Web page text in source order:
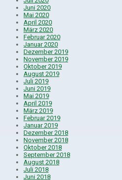
Juni 2020
Mai 2020
April 2020
März 2020
Februar 2020
Januar 2020
Dezember 2019
November 2019
Oktober 2019
August 2019
Juli 2019
Juni 2019
Mai 2019
April 2019
März 2019
Februar 2019
Januar 2019
Dezember 2018
November 2018
Oktober 2018
September 2018
August 2018
Juli 2018
Juni 2018